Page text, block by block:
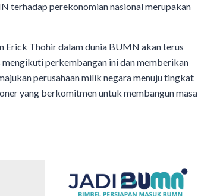
terhadap perekonomian nasional merupakan
Erick Thohir dalam dunia BUMN akan terus
perkembangan ini dan memberikan
perusahaan milik negara menuju tingkat
yang berkomitmen untuk membangun masa